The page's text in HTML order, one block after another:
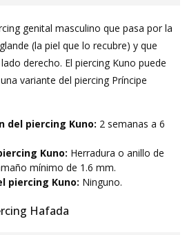
genital masculino que pasa por la
(la piel que lo recubre) y que
derecho. El piercing Kuno puede
variante del piercing Príncipe
del piercing Kuno: 2 semanas a 6
Kuno: Herradura o anillo de
mínimo de 1.6 mm.
piercing Kuno: Ninguno.
Hafada